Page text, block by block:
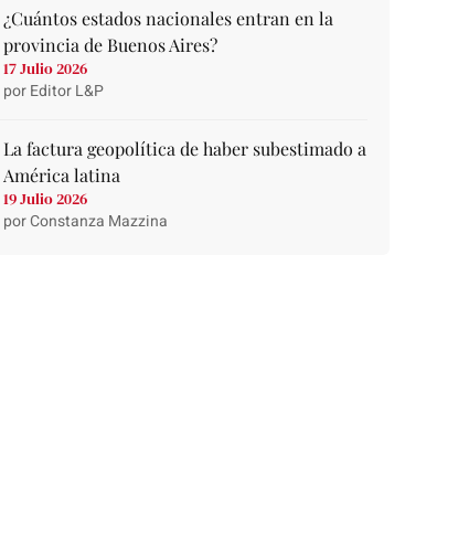
¿Cuántos estados nacionales entran en la
provincia de Buenos Aires?
17 Julio 2026
por Editor L&P
La factura geopolítica de haber subestimado a
América latina
19 Julio 2026
por Constanza Mazzina